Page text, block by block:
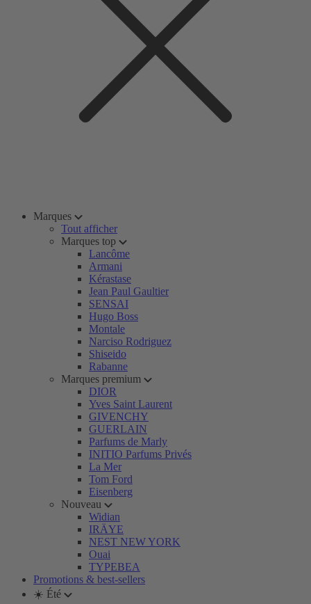
Marques
Tout afficher
Marques top
Lancôme
Armani
Kérastase
Jean Paul Gaultier
SENSAI
Hugo Boss
Montale
Narciso Rodriguez
Shiseido
Rabanne
Marques premium
DIOR
Yves Saint Laurent
GIVENCHY
GUERLAIN
Parfums de Marly
INITIO Parfums Privés
La Mer
Tom Ford
Eisenberg
Nouveau
Widian
IRÄYE
NEST NEW YORK
Ouai
TYPEBEA
Promotions & best-sellers
☀️ Été